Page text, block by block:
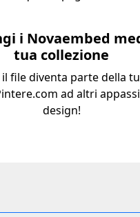
i Novaembed
tua collezione
il file diventa parte della
ad altri
design!